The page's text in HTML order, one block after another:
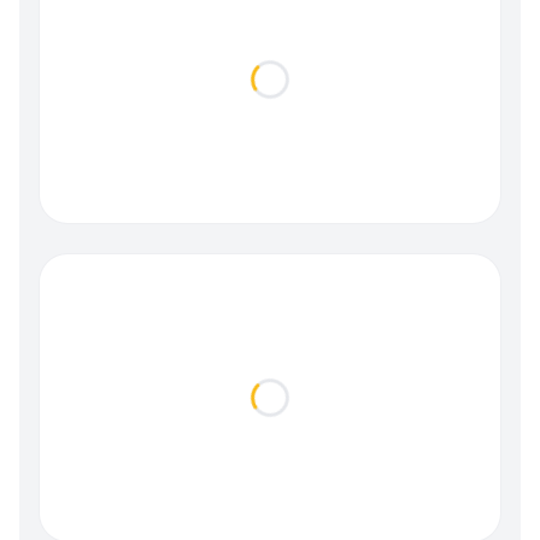
Loading...
Loading...